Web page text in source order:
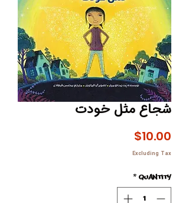
شجاع مثل خودت
$10.00
Excluding Tax
Quantity
*